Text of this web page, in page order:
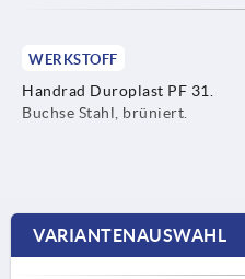
WERKSTOFF
Handrad Duroplast PF 31.
Buchse Stahl, brüniert.
VARIANTENAUSWAHL